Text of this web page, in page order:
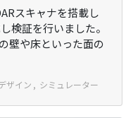
スキャナを搭載し
検証を行いました。
壁や床といった面の
ザイン シミュレーター